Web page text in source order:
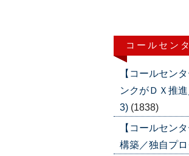
コールセン
【コールセン
ンクがＤＸ推
3) (1838)
【コールセン
構築／独自プ